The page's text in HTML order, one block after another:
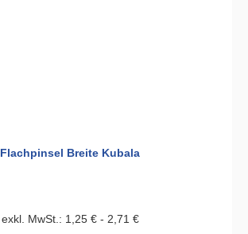
Flachpinsel Breite Kubala
exkl. MwSt.: 1,25 € - 2,71 €